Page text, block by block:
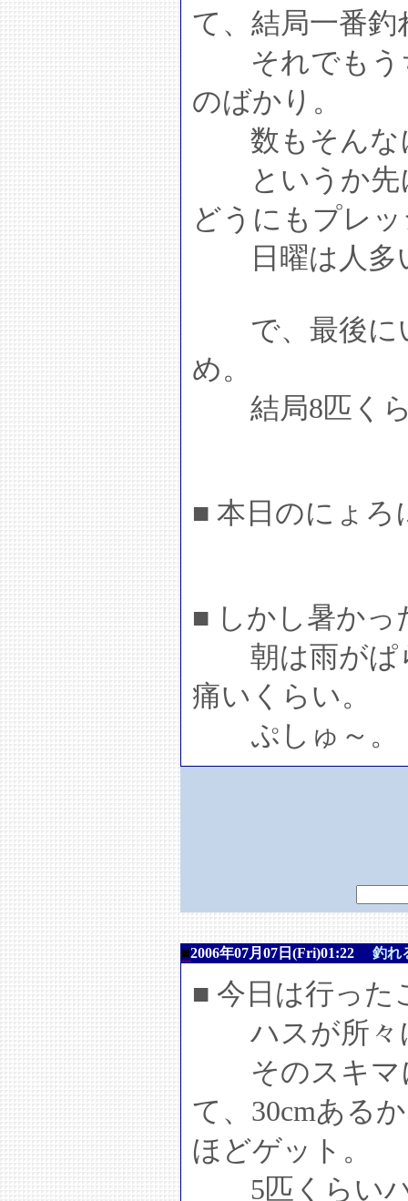
て、結局一番
それでもうち
のばかり。
数もそんな
というか先
どうにもプレ
日曜は人多
で、最後に
め。
結局8匹くら
■ 本日のにょろ
■ しかし暑か
朝は雨がぱ
痛いくらい。
ぷしゅ～。
■2006年07月07日(Fri)01:22 釣れ
■ 今日は行った
ハスが所々
そのスキマ
て、30cmある
ほどゲット。
5匹くらいハ